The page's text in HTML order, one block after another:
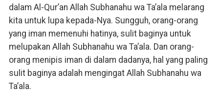
dalam Al-Qur’an Allah Subhanahu wa Ta’ala melarang
kita untuk lupa kepada-Nya. Sungguh, orang-orang
yang iman memenuhi hatinya, sulit baginya untuk
melupakan Allah Subhanahu wa Ta’ala. Dan orang-
orang menipis iman di dalam dadanya, hal yang paling
sulit baginya adalah mengingat Allah Subhanahu wa
Ta’ala.